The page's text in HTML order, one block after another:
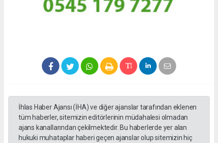
İhlas Haber Ajansı (İHA) ve diğer ajanslar tarafından eklenen
tüm haberler, sitemizin editörlerinin müdahalesi olmadan
ajans kanallarından çekilmektedir. Bu haberlerde yer alan
hukuki muhataplar haberi geçen ajanslar olup sitemizin hiç